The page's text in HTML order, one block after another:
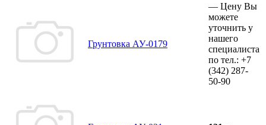
Грунтовка АУ-0179
— Цену Вы
можете
уточнить у
нашего
специалиста
по тел.: +7
(342) 287-
50-90